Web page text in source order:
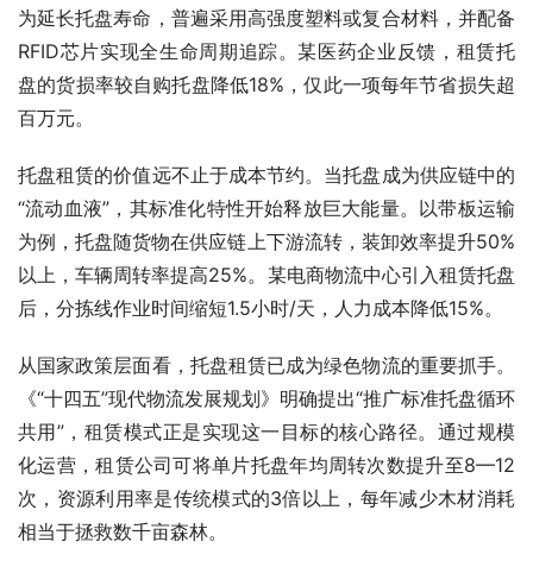
为延长托盘寿命，普遍采用高强度塑料或复合材料，并配备
RFID芯片实现全生命周期追踪。某医药企业反馈，租赁托
盘的货损率较自购托盘降低18%，仅此一项每年节省损失超
百万元。
托盘租赁的价值远不止于成本节约。当托盘成为供应链中的
“流动血液”，其标准化特性开始释放巨大能量。以带板运输
为例，托盘随货物在供应链上下游流转，装卸效率提升50%
以上，车辆周转率提高25%。某电商物流中心引入租赁托盘
后，分拣线作业时间缩短1.5小时/天，人力成本降低15%。
从国家政策层面看，托盘租赁已成为绿色物流的重要抓手。
《“十四五”现代物流发展规划》明确提出“推广标准托盘循环
共用”，租赁模式正是实现这一目标的核心路径。通过规模
化运营，租赁公司可将单片托盘年均周转次数提升至8—12
次，资源利用率是传统模式的3倍以上，每年减少木材消耗
相当于拯救数千亩森林。